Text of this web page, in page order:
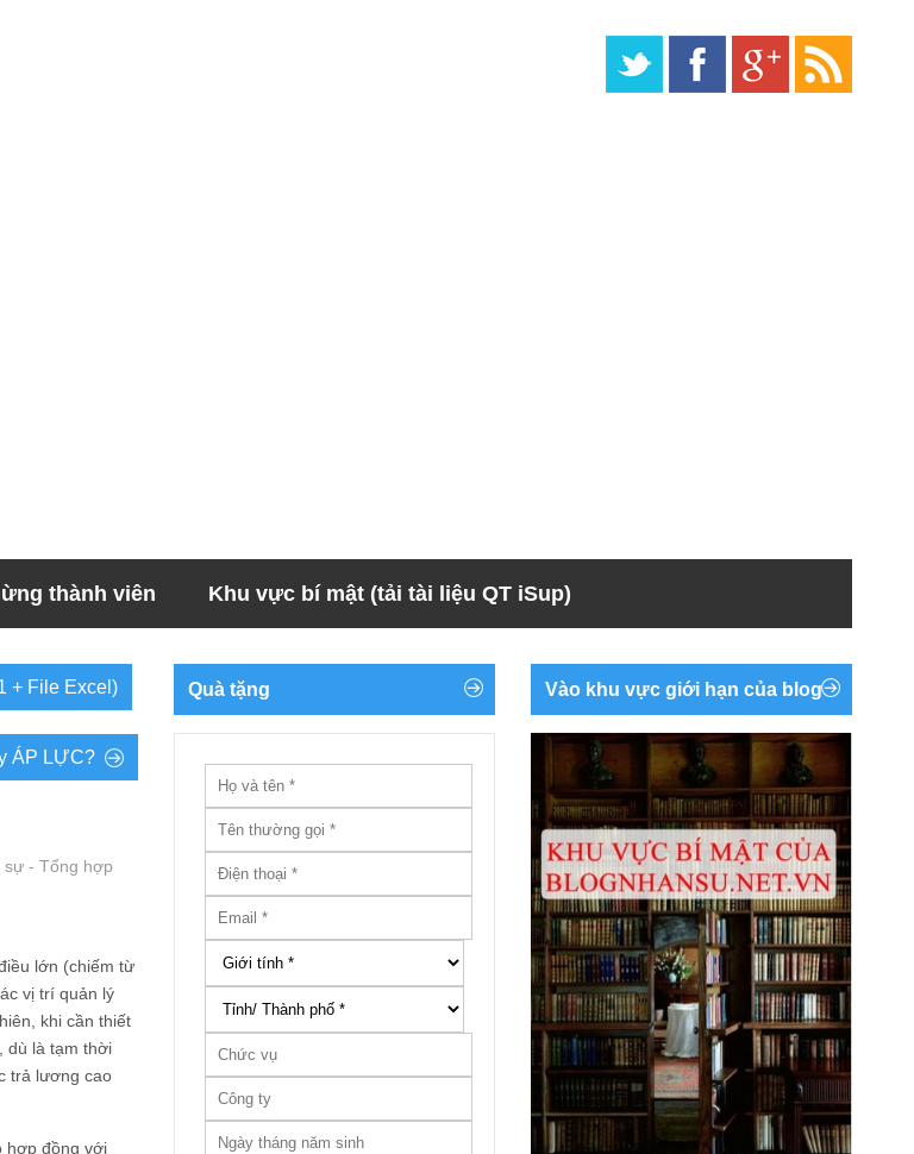
thành viên Khu vực bí mật (tải tài liệu QT iSup)
+ File Excel)
ÁP LỰC?
sự - Tổng hợp
lớn (chiếm từ
vị trí quản lý
khi cần thiết
dù là tạm thời
trả lương cao
hợp đồng với
Quà tặng Vào khu vực giới hạn của blog